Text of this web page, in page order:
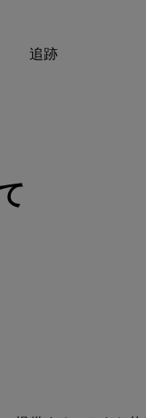
追跡